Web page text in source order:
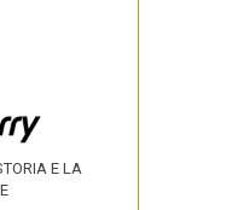
E LA